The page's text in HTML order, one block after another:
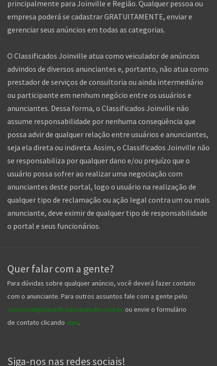
principalmente para Joinville e Região. Qualquer pessoa ou
empresa poderá se cadastrar GRATUITAMENTE, enviar e
gerenciar seus anúncios em todas as categorias.
O Classificados Joinville atua como veiculador de anúncios
advindos de diversos anunciantes e, portanto, não atua como
prestador de serviços de consultoria ou ainda intermediário
ou participante em nenhum negócio entre os usuários e
anunciantes. Dessa forma, o Classificados Joinville não
assume responsabilidade por nenhuma conseqüência que
possa advir de qualquer relação entre usuários e anunciantes,
seja ela direta ou indireta. Assim, o Classificados Joinville não
se responsabiliza por qualquer dano e/ou prejuízo que o
usuário possa sofrer ao realizar uma negociação com
anunciantes deste portal, logo o usuário na realização de
qualquer tipo de reclamação ou ação legal contra um ou mais
anunciante, deve eximir de qualquer tipo de responsabilidade
o portal e seus funcionários.
Quer falar com a gente?
Para dúvidas sobre qualquer anúncio, você deverá fazer contato
com o anunciante. Para outros assuntos fale com a gente pelo
comercial@classificadosjoinville.com.br ou envie o formulário
de contato clicando aqui.
Siga-nos nas redes sociais!